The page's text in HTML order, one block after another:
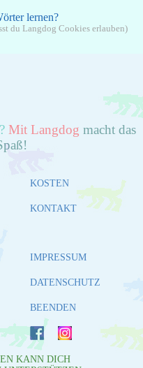
lernen?
du Langdog Cookies erlauben)
Mit Langdog macht das
KOSTEN
KONTAKT
IMPRESSUM
DATENSCHUTZ
BEENDEN
KANN DICH